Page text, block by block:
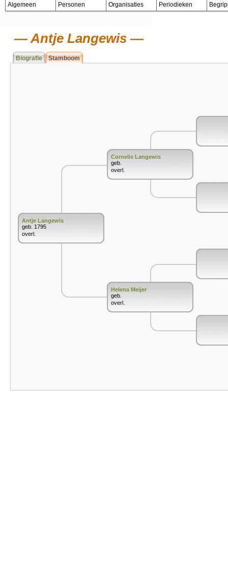
Algemeen Personen Organisaties Periodieken
Antje Langewis
Biografie Stamboom
Antje Langewis
geb. 1795
overl.
Cornelis Langewis
geb.
overl.
Helena Meijer
geb.
overl.